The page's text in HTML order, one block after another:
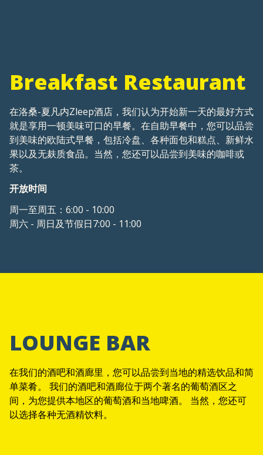
Breakfast Restaurant
在洛桑-夏凡内Zleep酒店，我们认为开始新一天的最好方式
就是享用一顿美味可口的早餐。在自助早餐中，您可以品尝
到美味的欧陆式早餐，包括冷盘、各种面包和糕点、新鲜水
果以及无麸质食品。当然，您还可以品尝到美味的咖啡或
茶。
开放时间
周一至周五：6:00 - 10:00
周六 - 周日及节假日7:00 - 11:00
LOUNGE BAR
在我们的酒吧和酒廊里，您可以品尝到当地的精选饮品和简
单菜肴。 我们的酒吧和酒廊位于两个著名的葡萄酒区之
间，为您提供本地区的葡萄酒和当地啤酒。 当然，您还可
以选择各种无酒精饮料。